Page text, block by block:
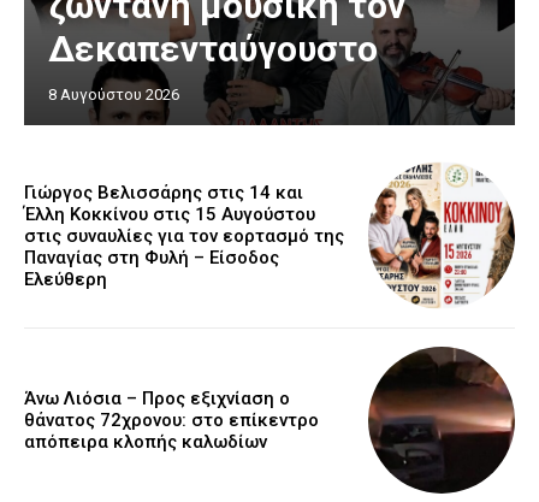
Δεκαπενταύγουστο
8 Αυγούστου 2026
Γιώργος Βελισσάρης στις 14 και
Έλλη Κοκκίνου στις 15 Αυγούστου
στις συναυλίες για τον εορτασμό της
Παναγίας στη Φυλή – Είσοδος
Ελεύθερη
Άνω Λιόσια – Προς εξιχνίαση ο
θάνατος 72χρονου: στο επίκεντρο
απόπειρα κλοπής καλωδίων